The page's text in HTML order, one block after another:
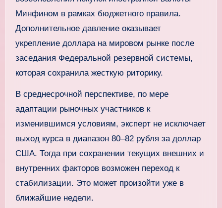
Минфином в рамках бюджетного правила.
Дополнительное давление оказывает
укрепление доллара на мировом рынке после
заседания Федеральной резервной системы,
которая сохранила жесткую риторику.
В среднесрочной перспективе, по мере
адаптации рыночных участников к
изменившимся условиям, эксперт не исключает
выход курса в диапазон 80–82 рубля за доллар
США. Тогда при сохранении текущих внешних и
внутренних факторов возможен переход к
стабилизации. Это может произойти уже в
ближайшие недели.